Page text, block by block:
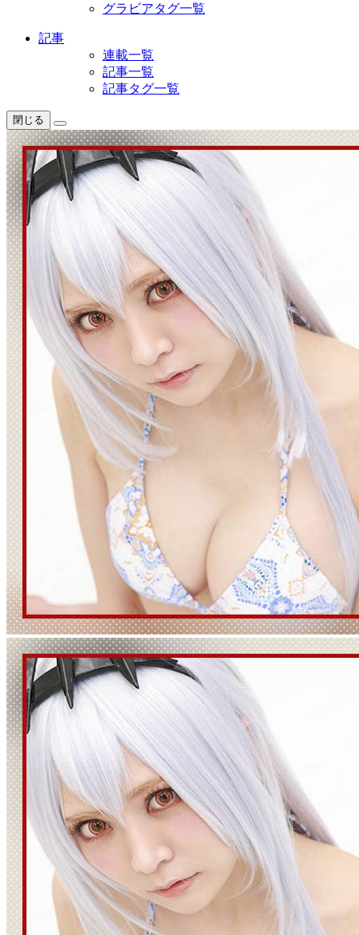
グラビアタグ一覧
記事
連載一覧
記事一覧
記事タグ一覧
閉じる